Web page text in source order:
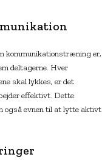
kommunikationstræning er,
deltagerne. Hver
skal lykkes, er det
effektivt. Dette
også evnen til at lytte aktivt